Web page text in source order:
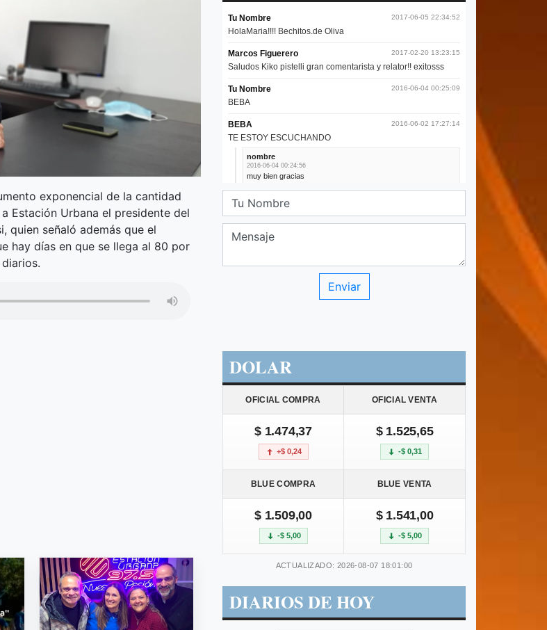
exponencial de la cantidad
Estación Urbana el presidente del
quien señaló además que el
hay días en que se llega al 80 por
DOLAR
OFICIAL COMPRA OFICIAL VENTA
$ 1.474,37
+$ 0,24
$ 1.525,65
-$ 0,31
BLUE COMPRA BLUE VENTA
$ 1.509,00
-$ 5,00
$ 1.541,00
-$ 5,00
ACTUALIZADO: 2026-08-07 18:01:00
DIARIOS DE HOY